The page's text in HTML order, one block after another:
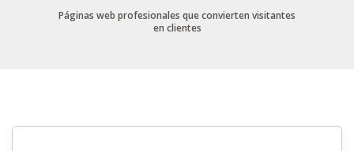
Páginas web profesionales que convierten visitantes
en clientes